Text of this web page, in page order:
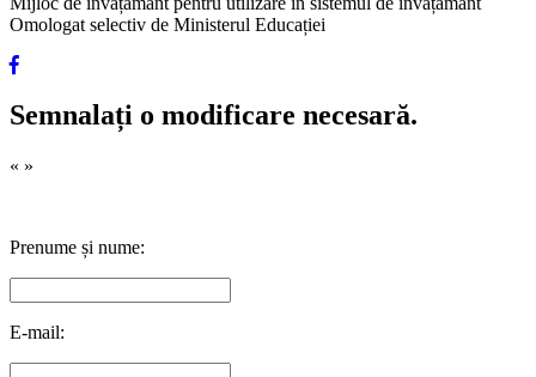
Omologat selectiv de Ministerul Educației
Semnalați o modificare necesară.
« »
Prenume și nume:
E-mail: